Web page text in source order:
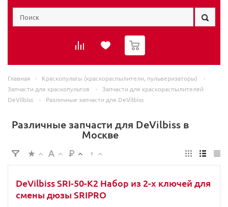
0
Главная - Краскопульты (краскораспылители, пульверизаторы)
-
Запчасти для краскопультов
-
Запчасти для краскораспылителей
DeVilbiss
- Различные запчасти для DeVilbiss
Различные запчасти для DeVilbiss в
Москве
DeVilbiss SRI-50-K2 Набор из 2-х ключей для
смены дюзы SRIPRO